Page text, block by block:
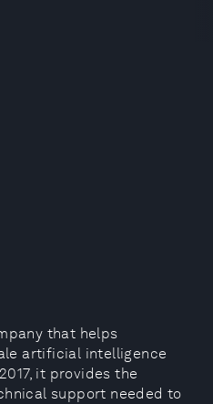
that helps
artificial intelligence
it provides the
support needed to